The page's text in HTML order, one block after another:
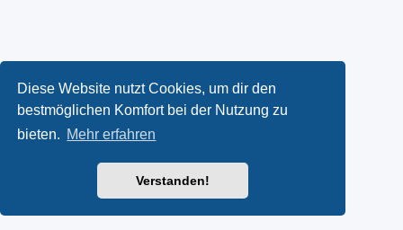
Diese Website nutzt Cookies, um dir den
bestmöglichen Komfort bei der Nutzung zu
bieten. Mehr erfahren
Verstanden!